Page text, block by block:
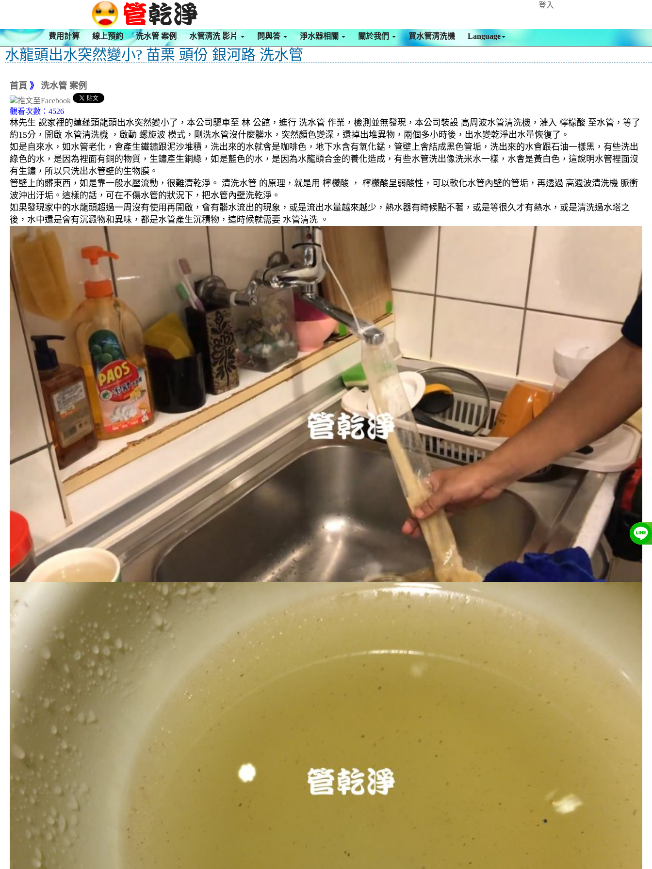
登入
費用計算 線上預約 洗水管 案例 水管清洗 影片 問與答 淨水器相關 關於我們 買水管清洗機 Language
水龍頭出水突然變小? 苗栗 頭份 銀河路 洗水管
首頁 》 洗水管 案例
觀看次數：4526
林先生 說家裡的蓮蓬頭龍頭出水突然變小了，本公司驅車至 林 公館，進行 洗水管 作業，檢測並無發現，本公司裝設 高周波水管清洗機，灌入 檸檬酸 至水管，等了
約15分，開啟 水管清洗機 ，啟動 螺旋波 模式，剛洗水管沒什麼髒水，突然顏色變深，還掉出堆異物，兩個多小時後，出水變乾淨出水量恢復了。
如是自來水，如水管老化，會產生鐵鏽跟泥沙堆積，洗出來的水就會是咖啡色，地下水含有氧化錳，管壁上會結成黑色管垢，洗出來的水會跟石油一樣黑，有些洗出
綠色的水，是因為裡面有銅的物質，生鏽產生銅綠，如是藍色的水，是因為水龍頭合金的養化造成，有些水管洗出像洗米水一樣，水會是黃白色，這說明水管裡面沒
有生鏽，所以只洗出水管壁的生物膜。
管壁上的髒東西，如是靠一般水壓流動，很難清乾淨。 清洗水管 的原理，就是用 檸檬酸 ， 檸檬酸呈弱酸性，可以軟化水管內壁的管垢，再透過 高週波清洗機 脈衝
波沖出汙垢。這樣的話，可在不傷水管的狀況下，把水管內壁洗乾淨。
如果發現家中的水龍頭超過一周沒有使用再開啟，會有髒水流出的現象，或是流出水量越來越少，熱水器有時候點不著，或是等很久才有熱水，或是清洗過水塔之
後，水中還是會有沉澱物和異味，都是水管產生沉積物，這時候就需要 水管清洗 。